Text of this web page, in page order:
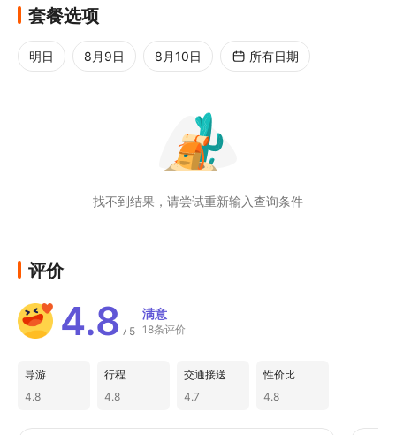
近
套餐选项
明日 8月9日 8月10日 所有日期
找不到结果，请尝试重新输入查询条件
评价
4.8 / 5
满意
18条评价
导游
4.8
行程
4.8
交通接送
4.7
性价比
4.8